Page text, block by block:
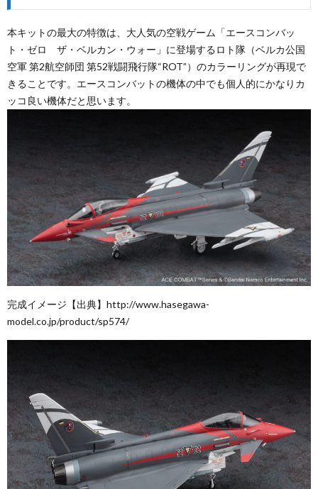
本キットの最大の特徴は、大人気の空戦ゲーム「エースコンバッ
ト・ゼロ ザ・ベルカン・ウォー」に登場するロト隊（ベルカ公国
空軍 第2航空師団 第52戦闘飛行隊“ROT”）のカラーリングが再現で
きることです。エースコンバットの機体の中でも個人的にかなりカ
ッコ良い機体だと思います。
完成イメージ【出典】http://www.hasegawa-
model.co.jp/product/sp574/